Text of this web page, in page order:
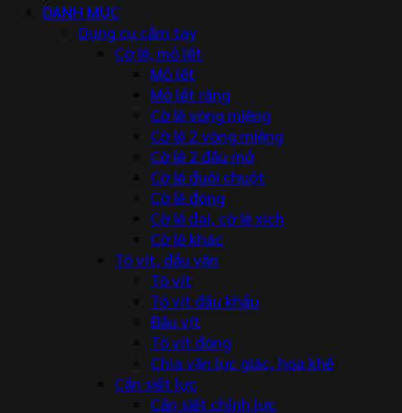
DANH MỤC
Dụng cụ cầm tay
Cờ lê, mỏ lết
Mỏ lết
Mỏ lết răng
Cờ lê vòng miệng
Cờ lê 2 vòng miệng
Cờ lê 2 đầu mở
Cờ lê đuôi chuột
Cờ lê đóng
Cờ lê đai, cờ lê xích
Cờ lê khác
Tô vít, đầu vặn
Tô vít
Tô vít đầu khẩu
Đầu vít
Tô vít đóng
Chìa vặn lục giác, hoa khế
Cần siết lực
Cần siết chỉnh lực